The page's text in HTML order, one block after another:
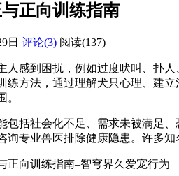
正向训练指南
日 评论(3) 阅读(137)
人感到困扰，例如过度吠叫、扑
练方法，通过理解犬只心理、建
。
社会化不足、需求未被满足、
询专业兽医排除健康隐患。许多